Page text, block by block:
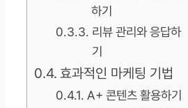
하기
리뷰 관리와 응답하
기
효과적인 마케팅 기법
A+ 콘텐츠 활용하기